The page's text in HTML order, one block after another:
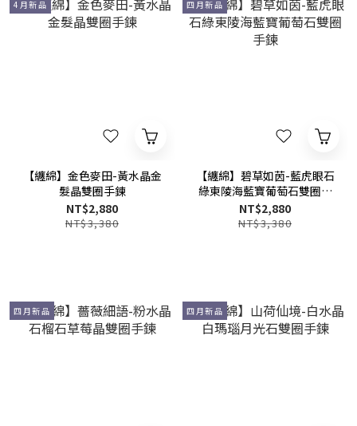
4月新品
【纏綿】金色麥田-黃水晶金
髮晶雙圈手鍊
NT$2,880
NT$3,380
四月新品
【纏綿】碧草如茵-藍虎眼石
綠東陵海藍寶葡萄石雙圈手
鍊
NT$2,880
NT$3,380
四月新品 四月新品